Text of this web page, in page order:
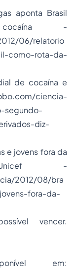
aponta Brasil
-
06/relatorio
como-rota-da-
de cocaína e
ciencia-
segundo-
diz-
e jovens fora da
-
2012/08/bra
fora-da-
vencer.
em: